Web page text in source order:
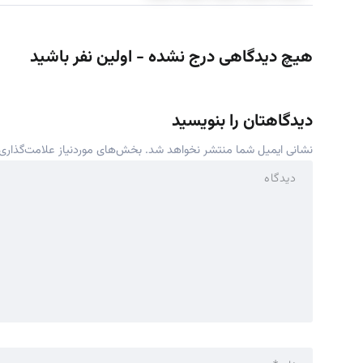
هیچ دیدگاهی درج نشده - اولین نفر باشید
دیدگاهتان را بنویسید
نشانی ایمیل شما منتشر نخواهد شد. بخش‌های موردنیاز